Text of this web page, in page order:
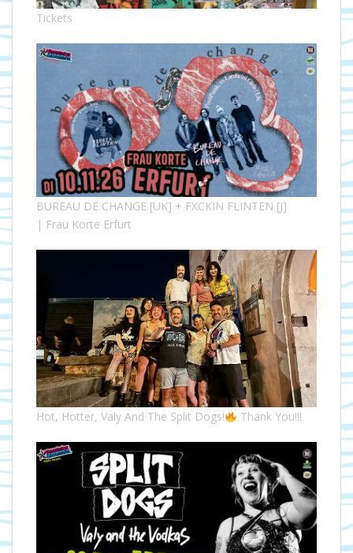
Tickets
BUREAU DE CHANGE [UK] + FXCKIN FLINTEN [J]
| Frau Korte Erfurt
Hot, Hotter, Valy And The Split Dogs! Thank You!!!